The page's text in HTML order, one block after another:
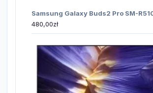
Samsung Galaxy Buds2 Pro SM-
480,00zł